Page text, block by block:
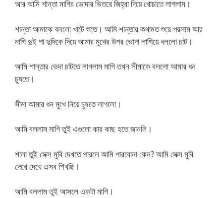
আর আমি শান্তা মাগির ভোদার ভিতরে জিহ্বা দিয়ে খোচাতে লাগলাম।
শান্তা আমাকে বললো খাটে শুতে। আমি শান্তার কথামত শুয়ে পরলাম আর
মাগি দুই পা দুদিকে দিয়ে আমার মুখের উপর ভোদা লাগিয়ে বললো চাট।
আমি শান্তার ভেদা চাটতে লাগলাম মাগি তখন সীমাকে বললো আমার ধন
চুষতে।
সীমা আমার ধন মুখে নিয়ে চুষতে লাগলো।
আমি বললাম মাগি তুই এগুলো কার কাছ হতে জানলি।
শালা তুই সেক্স মুবি দেখতে পারলে আমি পারবোনা কেন? আমি সেক্স মুবি
দেখে দেখে এসব শিখছি।
আমি বললাম তুই আসলে একটা মাগি।